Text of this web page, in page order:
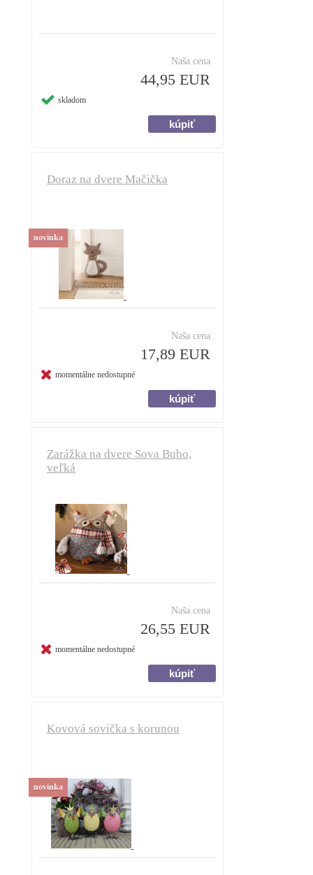
Naša cena
44,95 EUR
skladom
Doraz na dvere Mačička
Naša cena
17,89 EUR
momentálne nedostupné
novinka
Zarážka na dvere Sova Bubo,
veľká
Naša cena
26,55 EUR
momentálne nedostupné
Kovová sovička s korunou
novinka